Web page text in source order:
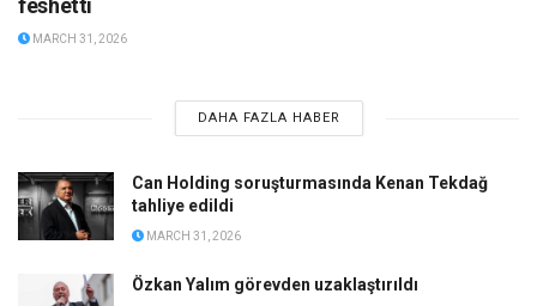
feshetti
MARCH 31, 2026
DAHA FAZLA HABER
Can Holding soruşturmasında Kenan Tekdağ
tahliye edildi
MARCH 31, 2026
Özkan Yalım görevden uzaklaştırıldı